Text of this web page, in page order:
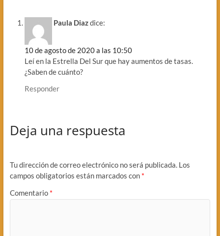
Paula Diazdice:
10 de agosto de 2020 a las 10:50
Leí en la Estrella Del Sur que hay aumentos de tasas.
¿Saben de cuánto?
Responder
Deja una respuesta
Tu dirección de correo electrónico no será publicada. Los
campos obligatorios están marcados con *
Comentario *